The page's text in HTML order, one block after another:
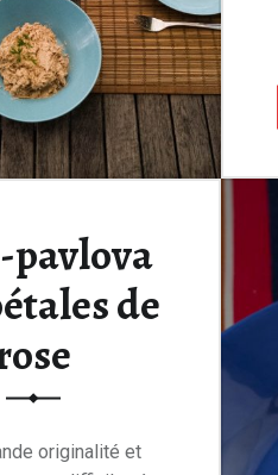
de
originalité et